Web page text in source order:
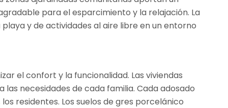
para el esparcimiento y la relajación. La
y de actividades al aire libre en un entorno
el confort y la funcionalidad. Las viviendas
necesidades de cada familia. Cada adosado
residentes. Los suelos de gres porcelánico